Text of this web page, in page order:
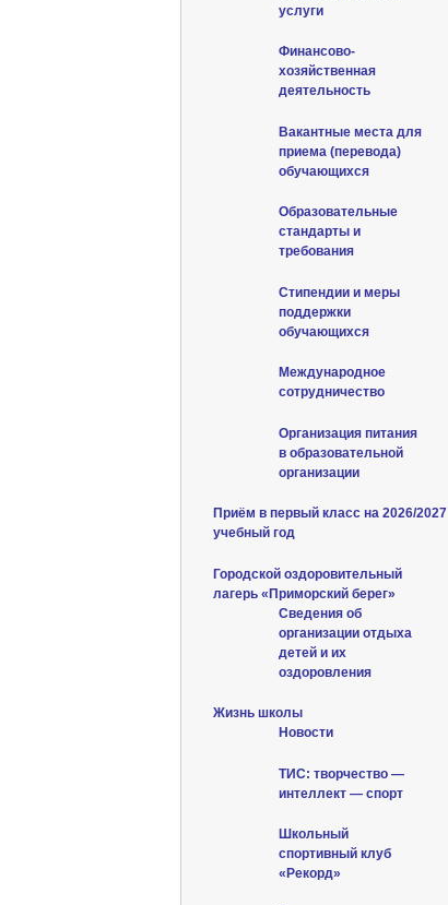
услуги
Финансово-
хозяйственная
деятельность
Вакантные места для
приема (перевода)
обучающихся
Образовательные
стандарты и
требования
Стипендии и меры
поддержки
обучающихся
Международное
сотрудничество
Организация питания
в образовательной
организации
Приём в первый класс на 2026/2027
учебный год
Городской оздоровительный
лагерь «Приморский берег»
Сведения об
организации отдыха
детей и их
оздоровления
Жизнь школы
Новости
ТИС: творчество —
интеллект — спорт
Школьный
спортивный клуб
«Рекорд»